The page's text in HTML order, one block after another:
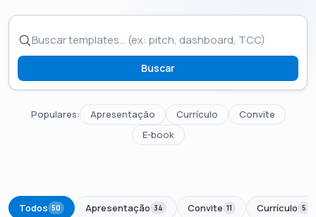
Buscar
Populares: Apresentação Currículo
Convite
E-book
Todos 50 Apresentação 34 Convite 11 Currículo 5